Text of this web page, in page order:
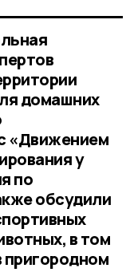
домашних
«Движением
у
по
обсудили
в том
пригородном